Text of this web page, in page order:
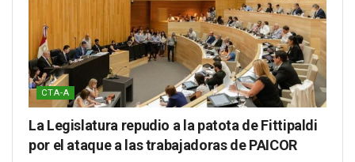
CTA-A
La Legislatura repudio a la patota de Fittipaldi
por el ataque a las trabajadoras de PAICOR